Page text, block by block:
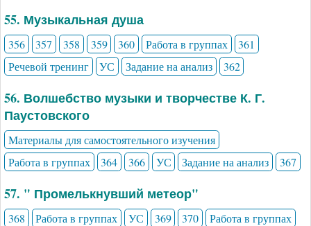
55. Музыкальная душа
356 357 358 359 360 Работа в группах
361
Речевой тренинг
УС Задание на анализ 362
56. Волшебство музыки и творчестве К. Г.
Паустовского
Материалы для самостоятельного изучения
Работа в группах
364 366 УС Задание на анализ 367
57. " Промелькнувший метеор"
368 Работа в группах УС 369 370
Работа в группах